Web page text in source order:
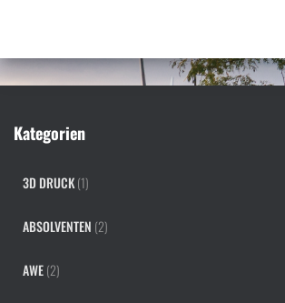
n
a
:
Kategorien
3D DRUCK(1)
ABSOLVENTEN (2)
AWE(2)